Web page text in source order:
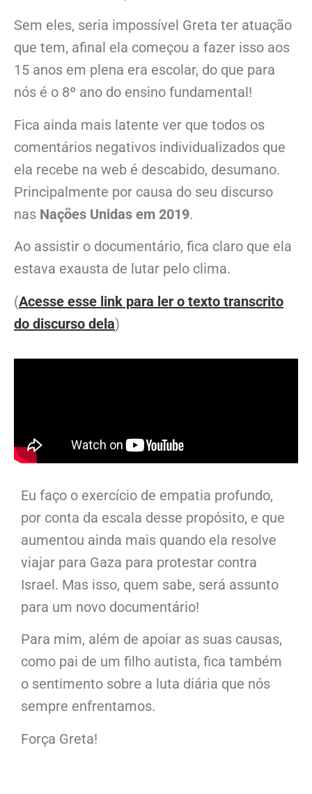
Sem eles, seria impossível Greta ter atuação
que tem, afinal ela começou a fazer isso aos
15 anos em plena era escolar, do que para
nós é o 8º ano do ensino fundamental!
Fica ainda mais latente ver que todos os
comentários negativos individualizados que
ela recebe na web é descabido, desumano.
Principalmente por causa do seu discurso
nas Nações Unidas em 2019.
Ao assistir o documentário, fica claro que ela
estava exausta de lutar pelo clima.
(Acesse esse link para ler o texto transcrito
do discurso dela)
Eu faço o exercício de empatia profundo,
por conta da escala desse propósito, e que
aumentou ainda mais quando ela resolve
viajar para Gaza para protestar contra
Israel. Mas isso, quem sabe, será assunto
para um novo documentário!
Para mim, além de apoiar as suas causas,
como pai de um filho autista, fica também
o sentimento sobre a luta diária que nós
sempre enfrentamos.
Força Greta!